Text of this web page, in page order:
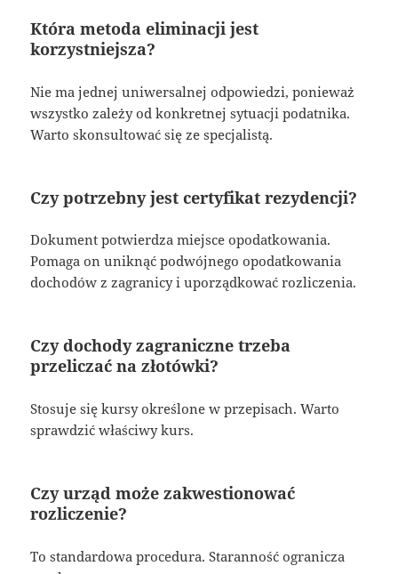
Która metoda eliminacji jest
korzystniejsza?
Nie ma jednej uniwersalnej odpowiedzi, ponieważ
wszystko zależy od konkretnej sytuacji podatnika.
Warto skonsultować się ze specjalistą.
Czy potrzebny jest certyfikat rezydencji?
Dokument potwierdza miejsce opodatkowania.
Pomaga on uniknąć podwójnego opodatkowania
dochodów z zagranicy i uporządkować rozliczenia.
Czy dochody zagraniczne trzeba
przeliczać na złotówki?
Stosuje się kursy określone w przepisach. Warto
sprawdzić właściwy kurs.
Czy urząd może zakwestionować
rozliczenie?
To standardowa procedura. Staranność ogranicza